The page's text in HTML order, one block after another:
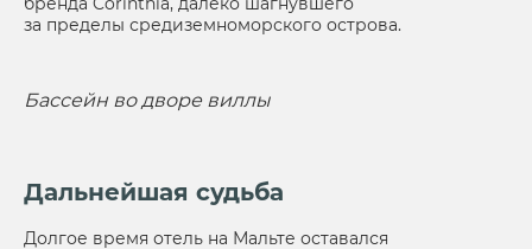
за пределы средиземноморского острова.
Бассейн во дворе виллы
Дальнейшая судьба
Долгое время отель на Мальте оставался